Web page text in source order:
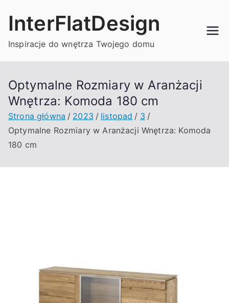
InterFlatDesign
Inspiracje do wnętrza Twojego domu
Optymalne Rozmiary w Aranżacji
Wnętrza: Komoda 180 cm
Strona główna 2023 listopad
3
Optymalne Rozmiary w Aranżacji Wnętrza: Komoda
180 cm